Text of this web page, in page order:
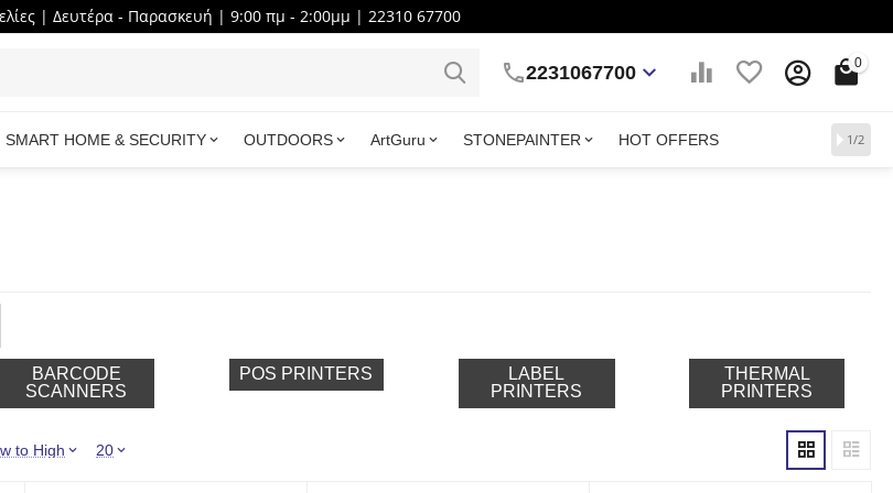
| Δευτέρα - Παρασκευή | 9:00 πμ - 2:00μμ | 22310 67700
2231067700 0
SMART HOME & SECURITY OUTDOORS ArtGuru STONEPAINTER HOT OFFERS 1/2
BARCODE
SCANNERS
POS PRINTERS
LABEL
PRINTERS
THERMAL
PRINTERS
to High 20